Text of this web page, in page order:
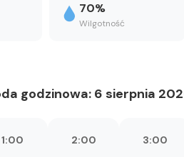
70%
Wilgotność
godzinowa: 6 sierpnia
1:00 2:00 3:00